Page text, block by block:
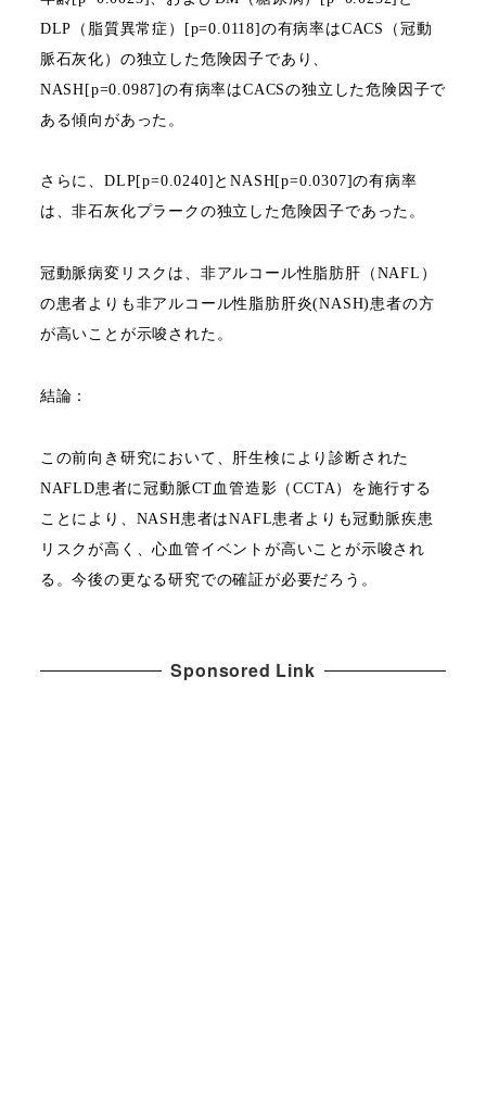
DLP （脂質異常症） [p=0.0118]の有病率はCACS
（冠動
脈石灰化）の独立した危険因子であり、
NASH[p=0.0987]の有病率はCACSの独立した危険因子で
ある傾向があった。
さらに、 DLP[p=0.0240] とNASH[p=0.0307]の有病率
は、非石灰化プラークの独立した危険因子であった。
冠動脈病変リスクは、非アルコール性脂肪肝（ NAFL ）
の患者よりも非アルコール性脂肪肝炎(NASH)患者の方
が高いことが示唆された。
結論：
この前向き研究において、肝生検により診断された
NAFLD患者に冠動脈CT 血管造影（CCTA ）を施行する
ことにより、 NASH患者はNAFL患者よりも冠動脈疾患
リスクが高く、心血管イベントが高いことが示唆され
る。今後の更なる研究での確証が必要だろう。
Sponsored Link